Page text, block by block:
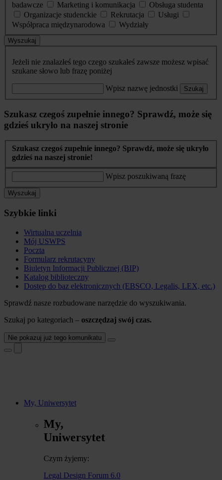
badawcze
Marketing i komunikacja
Obsługa studenta
Organizacje studenckie
Rekrutacja
Usługi
Współpraca międzynarodowa
Wydziały
Wyszukaj
Jeżeli nie znalazłeś tego czego szukałeś zawsze możesz wpisać
szukane słowo lub frazę poniżej
Wpisz nazwę jednostki Szukaj
Szukasz czegoś zupełnie innego? Sprawdź, może się
gdzieś ukryło na naszej stronie
Szukasz czegoś zupełnie innego? Sprawdź, może się ukryło
gdzieś na naszej stronie!
Wpisz poszukiwaną frazę
Wyszukaj
Szybkie linki
Wirtualna uczelnia
Mój USWPS
Poczta
Formularz rekrutacyny
Biuletyn Informacji Publicznej (BIP)
Katalog biblioteczny
Dostęp do baz elektronicznych (EBSCO, Legalis, LEX, etc.)
Sprawdź nasze rozbudowane narzędzie do wyszukiwania.
Szukaj po kategoriach – oszczędzaj swój czas.
Nie pokazuj już tego komunikatu
My, Uniwersytet
My,
Uniwersytet
Czym żyjemy:
Legal Design Forum 6.0